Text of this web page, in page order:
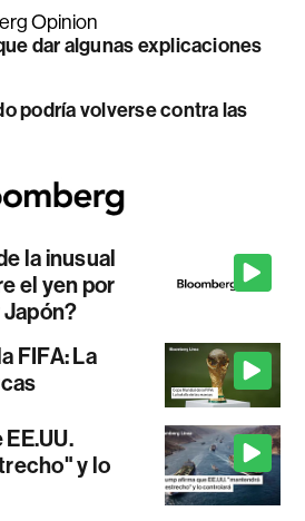
Opinion
dar algunas explicaciones
podría volverse contra las
la inusual
el yen por
Japón?
FIFA: La
y lo